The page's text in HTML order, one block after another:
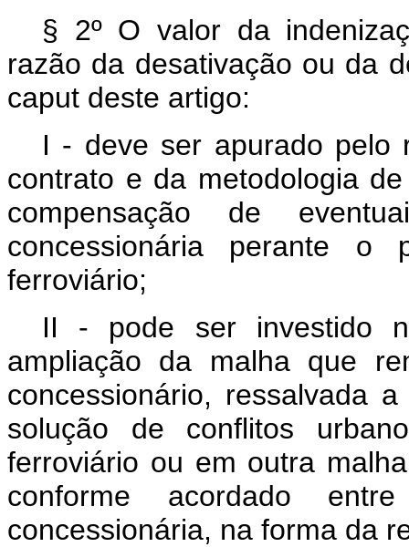
§ 2º O valor da
razão da desativação ou da
caput deste artigo:
I - deve ser apurado pelo
contrato e da metodologia
compensação de
concessionária perante o
ferroviário;
II - pode ser investido
ampliação da malha que
concessionário, ressalvada
solução de conflitos
ferroviário ou em outra
conforme acordado
concessionária, na forma da